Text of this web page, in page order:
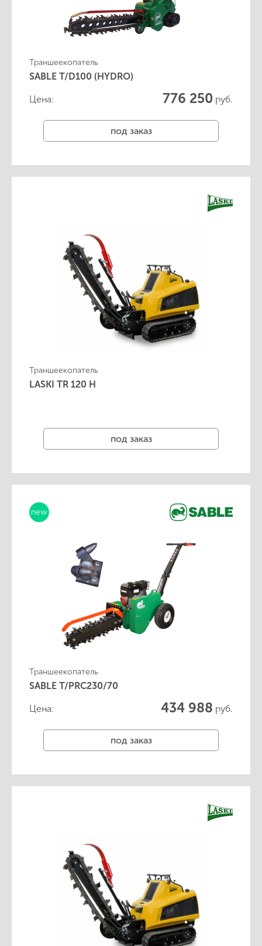
Траншеекопатель
SABLE T/D100 (HYDRO)
Цена: 776 250 руб.
под заказ
Траншеекопатель
LASKI TR 120 H
под заказ
new
Траншеекопатель
SABLE T/PRC230/70
Цена: 434 988 руб.
под заказ